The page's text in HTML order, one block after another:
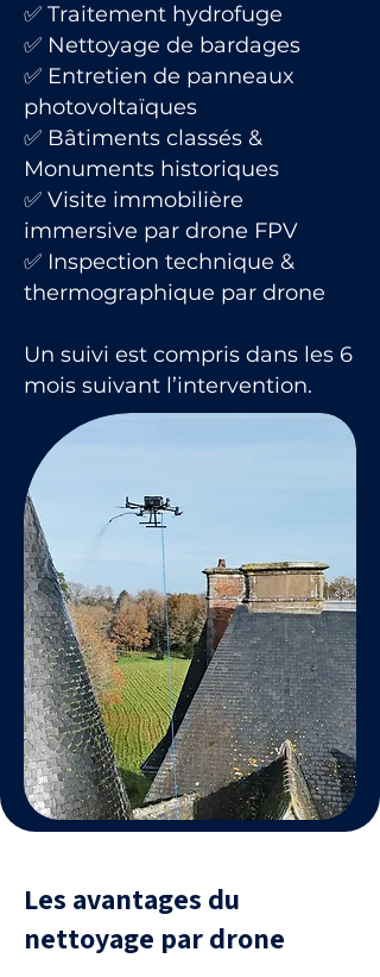
✅ Traitement hydrofuge
✅ Nettoyage de bardages
✅ Entretien de panneaux
photovoltaïques
✅ Bâtiments classés &
Monuments historiques
✅ Visite immobilière
immersive par drone FPV
✅ Inspection technique &
thermographique par drone
Un suivi est compris dans les 6
mois suivant l’intervention.
Les avantages du
nettoyage par drone